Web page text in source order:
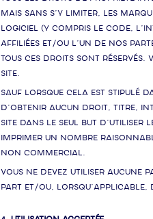
mais sans s’y limiter, les
logiciel (y compris le code,
affiliées et/ou l’un de nos
Tous ces droits sont réservés.
Site.
Sauf lorsque cela est stipulé
d’obtenir aucun droit, titre,
Site dans le seul but d’utiliser
imprimer un nombre
non commercial.
Vous ne devez utiliser aucune
part et/ou, lorsqu’applicable,